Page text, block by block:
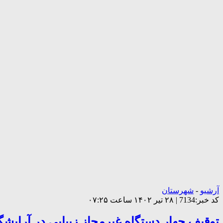
آرشیو - شهرستان
کد خبر:7134 | ۲۸ تیر ۱۴۰۲ ساعت ۰۷:۲۵